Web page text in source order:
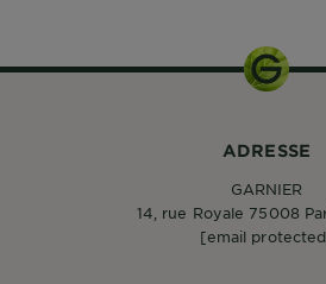
ADRESSE
GARNIER
14, rue Royale 75008
[email